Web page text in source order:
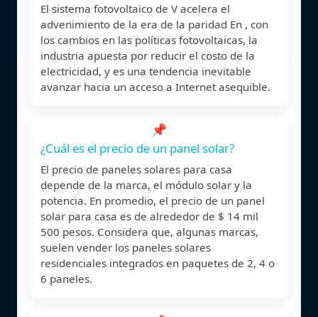
El sistema fotovoltaico de V acelera el
advenimiento de la era de la paridad En , con
los cambios en las políticas fotovoltaicas, la
industria apuesta por reducir el costo de la
electricidad, y es una tendencia inevitable
avanzar hacia un acceso a Internet asequible.
📌
¿Cuál es el precio de un panel solar?
El precio de paneles solares para casa
depende de la marca, el módulo solar y la
potencia. En promedio, el precio de un panel
solar para casa es de alrededor de $ 14 mil
500 pesos. Considera que, algunas marcas,
suelen vender los paneles solares
residenciales integrados en paquetes de 2, 4 o
6 paneles.